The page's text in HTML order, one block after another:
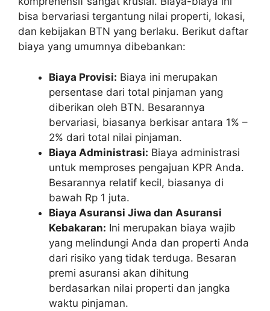
bisa bervariasi tergantung nilai properti, lokasi,
dan kebijakan BTN yang berlaku. Berikut daftar
biaya yang umumnya dibebankan:
Biaya Provisi: Biaya ini merupakan
persentase dari total pinjaman yang
diberikan oleh BTN. Besarannya
bervariasi, biasanya berkisar antara 1% –
2% dari total nilai pinjaman.
Biaya Administrasi: Biaya administrasi
untuk memproses pengajuan KPR Anda.
Besarannya relatif kecil, biasanya di
bawah Rp 1 juta.
Biaya Asuransi Jiwa dan Asuransi
Kebakaran: Ini merupakan biaya wajib
yang melindungi Anda dan properti Anda
dari risiko yang tidak terduga. Besaran
premi asuransi akan dihitung
berdasarkan nilai properti dan jangka
waktu pinjaman.